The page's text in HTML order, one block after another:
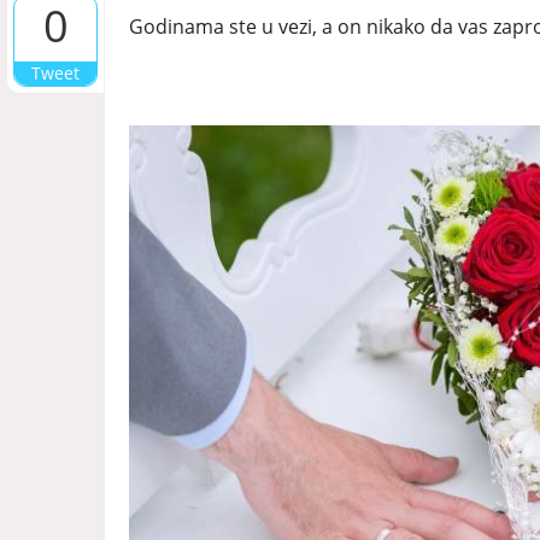
0
Tweet
Godinama ste u vezi, a on nikako da vas